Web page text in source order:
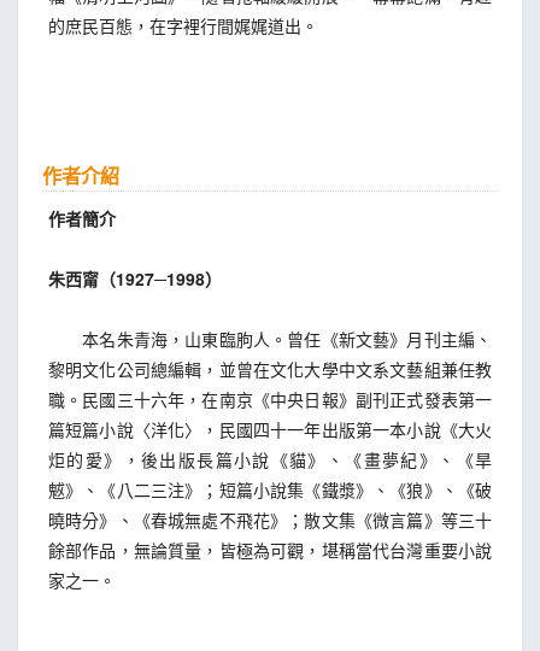
的庶民百態，在字裡行間娓娓道出。
作者介紹
作者簡介
朱西甯（1927─1998）
本名朱青海，山東臨朐人。曾任《新文藝》月刊主編、
黎明文化公司總編輯，並曾在文化大學中文系文藝組兼任教
職。民國三十六年，在南京《中央日報》副刊正式發表第一
篇短篇小說〈洋化〉，民國四十一年出版第一本小說《大火
炬的愛》，後出版長篇小說《貓》、《畫夢紀》、《旱
魃》、《八二三注》；短篇小說集《鐵漿》、《狼》、《破
曉時分》、《春城無處不飛花》；散文集《微言篇》等三十
餘部作品，無論質量，皆極為可觀，堪稱當代台灣重要小說
家之一。